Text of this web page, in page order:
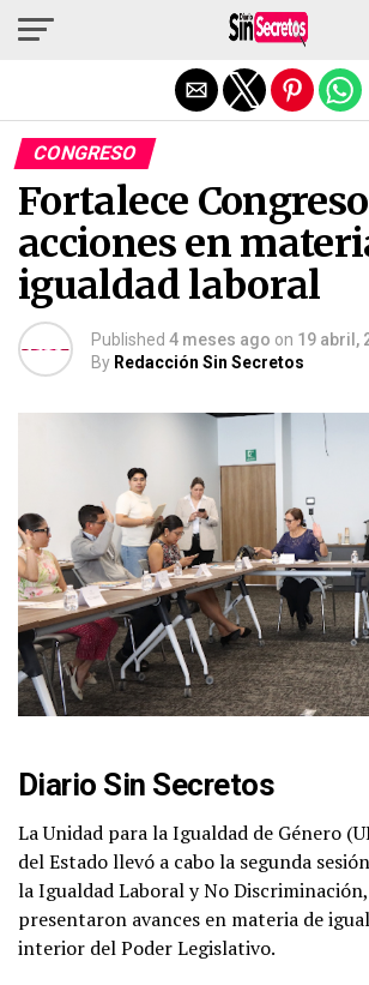
CONGRESO
Fortalece Congreso
acciones en
igualdad laboral
Published 4 meses ago on 19 abril,
By Redacción Sin Secretos
Diario Sin Secretos
La Unidad para la Igualdad de Género
del Estado llevó a cabo la segunda
la Igualdad Laboral y No
presentaron avances en materia de
interior del Poder Legislativo.
Salir de la versión móvil